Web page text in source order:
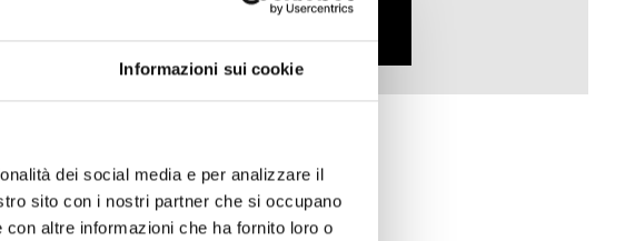
Informazioni sui cookie
dei social media e per analizzare il
sito con i nostri partner che si occupano
altre informazioni che ha fornito loro o